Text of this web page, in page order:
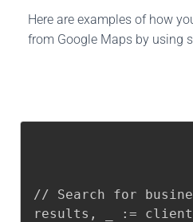
Here are examples of how
from Google Maps by using
// Search for
results, _ :=